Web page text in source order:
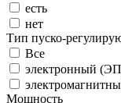
есть
нет
Тип пуско-
Все
электронный
Мощность